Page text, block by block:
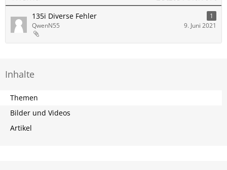
135i Diverse Fehler
1
QwenN55
9. Juni 2021
Inhalte
Themen
Bilder und Videos
Artikel